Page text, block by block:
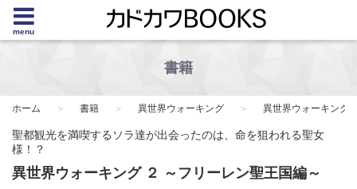
menu
書籍
ホーム 書籍 異世界ウォーキング 異世界ウォーキング
聖都観光を満喫するソラ達が出会ったのは、命を狙われる聖女
様！？
異世界ウォーキング ２ ～フリーレン聖王国編～